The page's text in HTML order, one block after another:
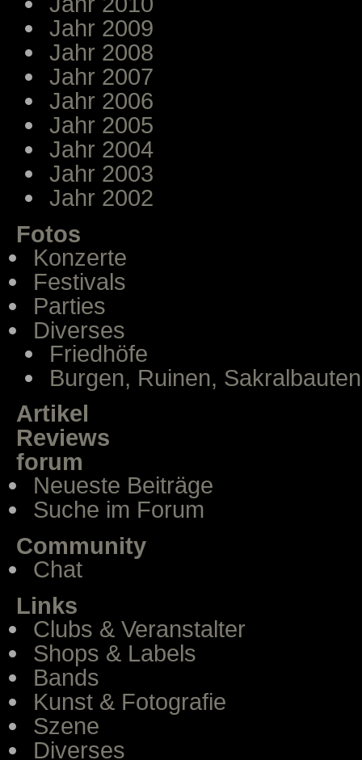
Jahr 2009
Jahr 2008
Jahr 2007
Jahr 2006
Jahr 2005
Jahr 2004
Jahr 2003
Jahr 2002
Fotos
Konzerte
Festivals
Parties
Diverses
Friedhöfe
Burgen, Ruinen, Sakralbauten
Artikel
Reviews
forum
Neueste Beiträge
Suche im Forum
Community
Chat
Links
Clubs & Veranstalter
Shops & Labels
Bands
Kunst & Fotografie
Szene
Diverses